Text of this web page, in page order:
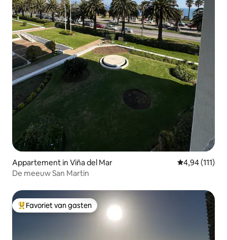
Appartement in Viña del Mar Gemiddelde
4,94 (111)
De meeuw San Martin
Topfavoriet van gasten
Favoriet van gasten